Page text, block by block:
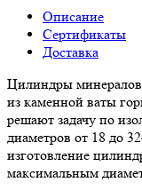
Описание
Сертификаты
Доставка
Цилиндры
из каменной ваты
решают задачу по
диаметров от 18 до
изготовление
максимальным